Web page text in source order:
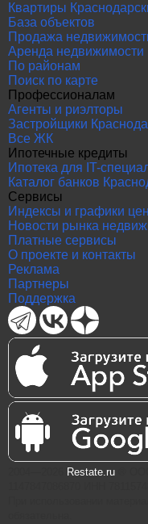
Квартиры
База объектов
Продажа
Аренда недвижимости
По районам
Поиск по карте
Профессионалам
Агенты и риэлторы
Застройщики
Все ЖК
Ипотечные кредиты
Ипотека для IT-
Каталог банков
Сервисы
Индексы и графики цен
Новости рынка
Платные сервисы
О проекте и контакты
Реклама
Партнеры
Поддержка
Restate.ru